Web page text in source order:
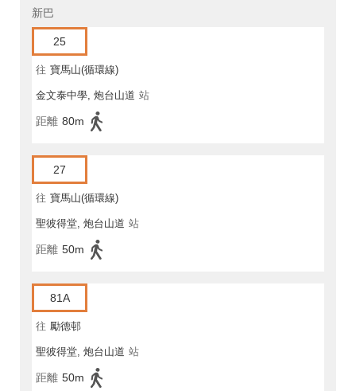
新巴
25
往 寶馬山(循環線)
金文泰中學, 炮台山道 站
距離 80m
27
往 寶馬山(循環線)
聖彼得堂, 炮台山道 站
距離 50m
81A
往 勵德邨
聖彼得堂, 炮台山道 站
距離 50m